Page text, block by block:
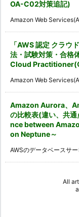
OA-C02対策追記)
Amazon Web
「AWS 認定 クラウ
法・試験対策・合
Cloud
Amazon Web
Amazon Aurora、
の比較表(違い、共
nce between
on Neptune～
AWSのデータベースサ
All
a